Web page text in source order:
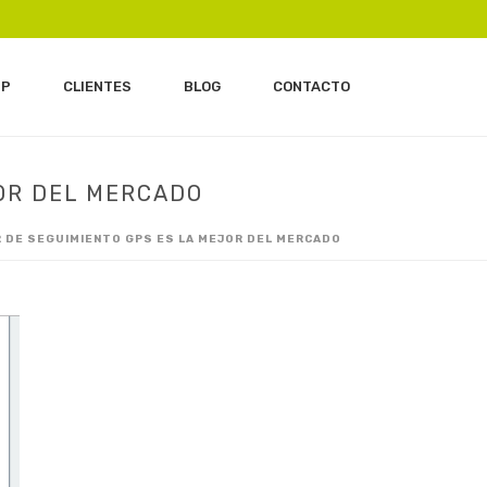
CLIENTES BLOG CONTACTO
DEL MERCADO
SEGUIMIENTO GPS ES LA MEJOR DEL MERCADO